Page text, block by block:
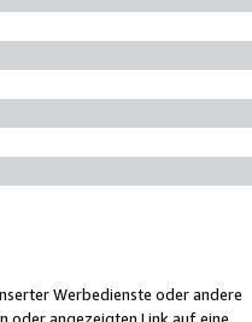
Werbedienste oder andere
oder angezeigten Link auf eine